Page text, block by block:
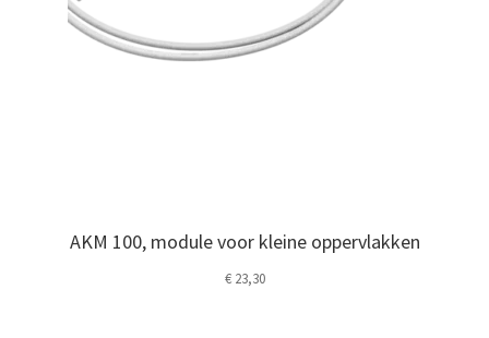
AKM 100, module voor kleine oppervlakken
€23,30